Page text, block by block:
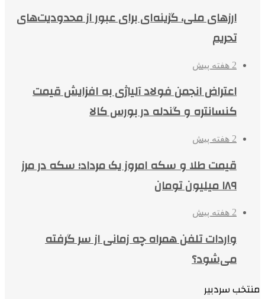
ارزهای ملی، گزینه‌ای برای عبور از محدودیت‌های
تحریم
2 هفته پیش
اعتراض انجمن فولاد آلیاژی به افزایش قیمت
کنسانتره و گندله در بورس کالا
2 هفته پیش
قیمت طلا و سکه امروز یک مرداد؛ سکه در مرز
۱۸۹ میلیون تومان
2 هفته پیش
واردات تلفن همراه چه زمانی از سر گرفته
می‌شود؟
منتخب سردبیر